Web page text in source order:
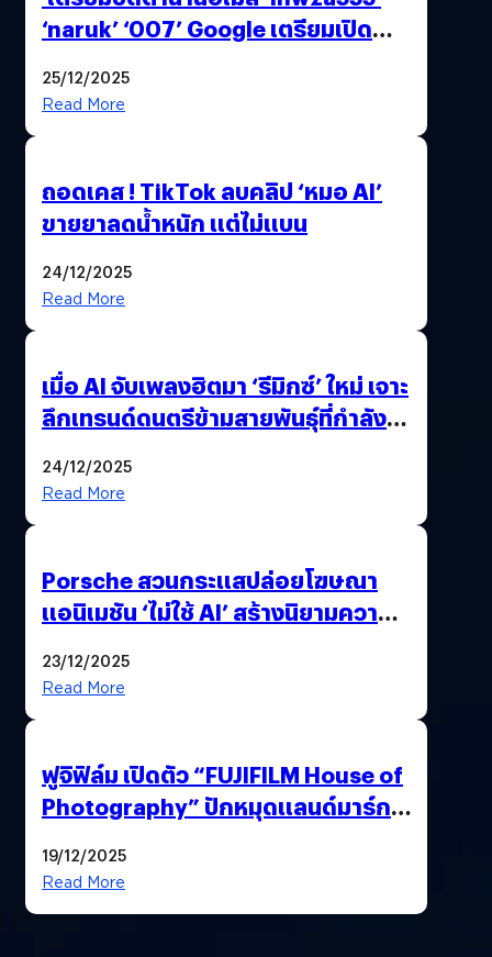
‘naruk’ ‘007’ Google เตรียมเปิด
25/12/2025
Read More
ถอดเคส ! TikTok ลบคลิป ‘หมอ AI’
ขายยาลดน้ำหนัก แต่ไม่แบน
24/12/2025
Read More
เมื่อ AI จับเพลงฮิตมา ‘รีมิกซ์’ ใหม่ เจาะ
ลึกเทรนด์ดนตรีข้ามสายพันธุ์ที่กำลัง
24/12/2025
Read More
Porsche สวนกระแสปล่อยโฆษณา
แอนิเมชัน ‘ไม่ใช้ AI’ สร้างนิยามความ
23/12/2025
Read More
ฟูจิฟิล์ม เปิดตัว “FUJIFILM House of
Photography” ปักหมุดแลนด์มาร์ก
19/12/2025
Read More